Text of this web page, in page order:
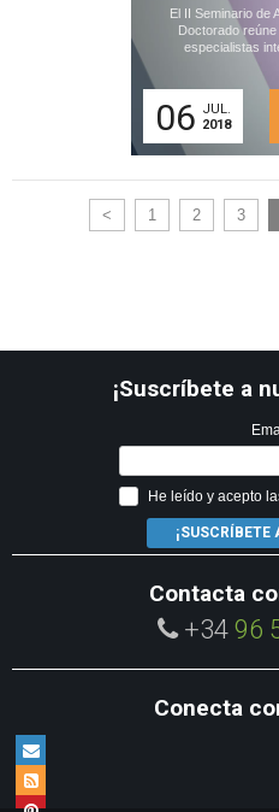
El II Seminario de
Doctorado
especialistas
06 JUL.
2018
< 1 2 3
¡Suscríbete a
He leído y acepto
¡SUSCRÍBETE
Contacta
+34 96
Conecta